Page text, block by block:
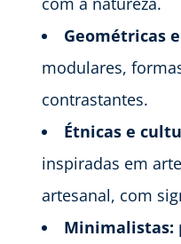
Geométricas
modulares,
contrastantes.
Étnicas e
inspiradas em
artesanal, com
Minimalistas: